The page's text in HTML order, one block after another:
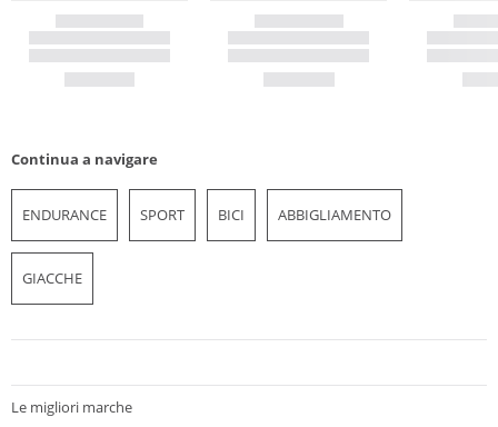
Continua a navigare
ENDURANCE SPORT BICI ABBIGLIAMENTO
GIACCHE
Le migliori marche